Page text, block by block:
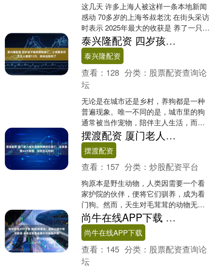
这几天 许多上海人被这样一条本地新闻
感动 70多岁的上海爷叔老沈 在街头采访
时表示 2025年最大的收获是 养了一只
叫“咪咪”的大狗 这是去世的朋友留下的最
宝贵....
泰兴隆配资 四岁孩子被狗撕咬身亡，父母要求对方主人赔偿13万，郑州法院判了
泰兴隆配资
查看： 128 分类： 股票配资查询论
坛
无论是在城市还是乡村，养狗都是一种
普遍现象。唯一不同的是，城市里的狗
通常被当作宠物，陪伴主人生活，而在
乡村，养狗大多数是为了看家护院。尽
管如此，狗始终是一种动物....
摆渡配资 厦门老人被未拴绳狗撞倒后身亡，家属索要44万赔偿，法院怎么判的
摆渡配资
查看： 157 分类：炒股配资平台
狗原本是野生动物，人类因需要一个看
家护院的伙伴，便将它们驯养，成为看
门狗。然而，天生对毛茸茸的动物无法
抗拒的贵族们，在享乐主义的驱动下，
又将它们变成了宠物狗。于....
尚牛在线APP下载 视频|杨德龙：国际白银价格创新高 未来这轮贵金属牛市趋势不变
尚牛在线APP下载
查看： 145 分类： 股票配资查询论
坛